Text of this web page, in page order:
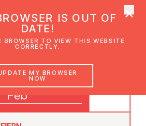
08
Feb
IS OUT OF
DATE!
BROWSER TO VIEW THIS WEBSITE
CORRECTLY.
MY BROWSER
NOW
×